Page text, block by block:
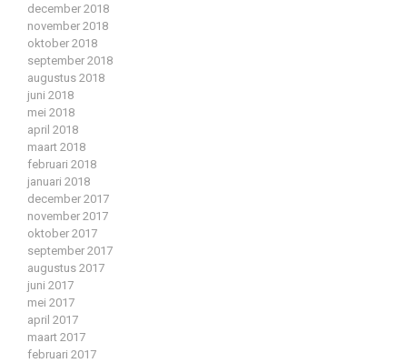
december 2018
november 2018
oktober 2018
september 2018
augustus 2018
juni 2018
mei 2018
april 2018
maart 2018
februari 2018
januari 2018
december 2017
november 2017
oktober 2017
september 2017
augustus 2017
juni 2017
mei 2017
april 2017
maart 2017
februari 2017